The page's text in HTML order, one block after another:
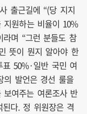
출근길에 “(당 지지
지원하는 비율이 10%
며 “그런 분들도 참
뜻이 뭔지 알아야 한
표 50%·일반 국민 여
의 발언은 경선 룰을
보여주는 여론조사 반
다. 정 위원장은 격